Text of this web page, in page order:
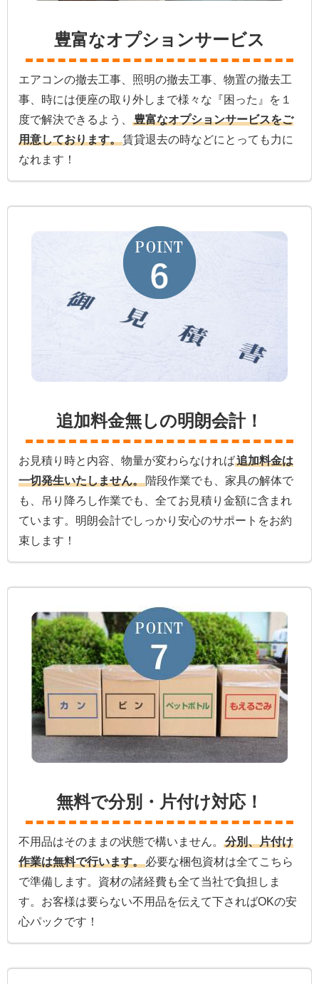
豊富なオプションサービス
エアコンの撤去工事、照明の撤去工事、物置の撤去工
事、時には便座の取り外しまで様々な『困った』を１
度で解決できるよう、
豊富なオプションサービスをご
用意しております。賃貸退去の時などにとっても力に
なれます！
追加料金無しの明朗会計！
お見積り時と内容、物量が変わらなければ追加料金は
一切発生いたしません。階段作業でも、家具の解体で
も、吊り降ろし作業でも、全てお見積り金額に含まれ
ています。明朗会計でしっかり安心のサポートをお約
束します！
無料で分別・片付け対応！
不用品はそのままの状態で構いません。
分別、片付け
作業は無料で行います。必要な梱包資材は全てこちら
で準備します。資材の諸経費も全て当社で負担しま
す。お客様は要らない不用品を伝えて下さればOKの安
心パックです！